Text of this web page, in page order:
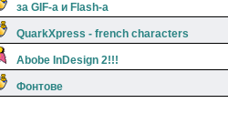
за GIF-а и Flash-a
QuarkXpress - french characters
Abobe InDesign 2!!!
Фонтове